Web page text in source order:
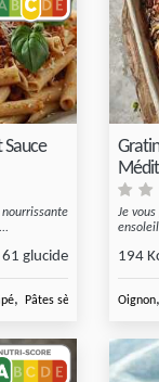
Sauce
61 glucide
, Pâtes sèches complètes,
Je
194
Oignon,